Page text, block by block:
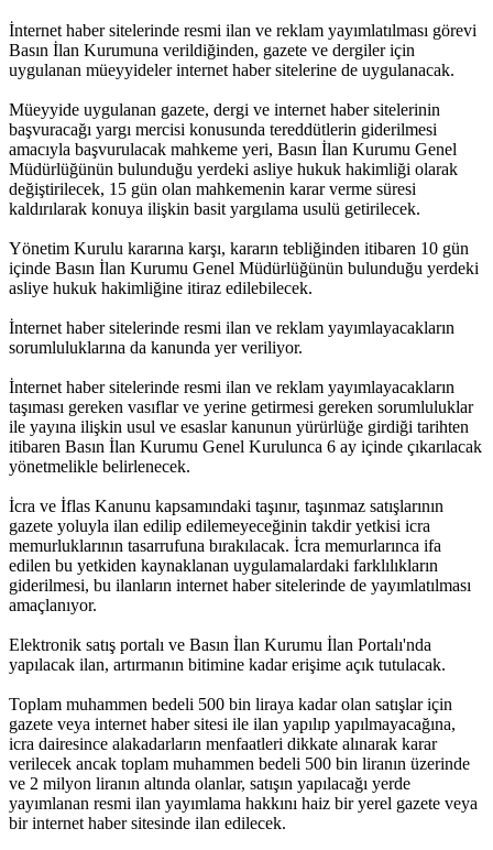
İnternet haber sitelerinde resmi ilan ve reklam yayımlatılması görevi
Basın İlan Kurumuna verildiğinden, gazete ve dergiler için
uygulanan müeyyideler internet haber sitelerine de uygulanacak.
Müeyyide uygulanan gazete, dergi ve internet haber sitelerinin
başvuracağı yargı mercisi konusunda tereddütlerin giderilmesi
amacıyla başvurulacak mahkeme yeri, Basın İlan Kurumu Genel
Müdürlüğünün bulunduğu yerdeki asliye hukuk hakimliği olarak
değiştirilecek, 15 gün olan mahkemenin karar verme süresi
kaldırılarak konuya ilişkin basit yargılama usulü getirilecek.
Yönetim Kurulu kararına karşı, kararın tebliğinden itibaren 10 gün
içinde Basın İlan Kurumu Genel Müdürlüğünün bulunduğu yerdeki
asliye hukuk hakimliğine itiraz edilebilecek.
İnternet haber sitelerinde resmi ilan ve reklam yayımlayacakların
sorumluluklarına da kanunda yer veriliyor.
İnternet haber sitelerinde resmi ilan ve reklam yayımlayacakların
taşıması gereken vasıflar ve yerine getirmesi gereken sorumluluklar
ile yayına ilişkin usul ve esaslar kanunun yürürlüğe girdiği tarihten
itibaren Basın İlan Kurumu Genel Kurulunca 6 ay içinde çıkarılacak
yönetmelikle belirlenecek.
İcra ve İflas Kanunu kapsamındaki taşınır, taşınmaz satışlarının
gazete yoluyla ilan edilip edilemeyeceğinin takdir yetkisi icra
memurluklarının tasarrufuna bırakılacak. İcra memurlarınca ifa
edilen bu yetkiden kaynaklanan uygulamalardaki farklılıkların
giderilmesi, bu ilanların internet haber sitelerinde de yayımlatılması
amaçlanıyor.
Elektronik satış portalı ve Basın İlan Kurumu İlan Portalı'nda
yapılacak ilan, artırmanın bitimine kadar erişime açık tutulacak.
Toplam muhammen bedeli 500 bin liraya kadar olan satışlar için
gazete veya internet haber sitesi ile ilan yapılıp yapılmayacağına,
icra dairesince alakadarların menfaatleri dikkate alınarak karar
verilecek ancak toplam muhammen bedeli 500 bin liranın üzerinde
ve 2 milyon liranın altında olanlar, satışın yapılacağı yerde
yayımlanan resmi ilan yayımlama hakkını haiz bir yerel gazete veya
bir internet haber sitesinde ilan edilecek.